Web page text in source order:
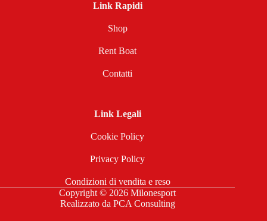
Link Rapidi
Shop
Rent Boat
Contatti
Link Legali
Cookie Policy
Privacy Policy
Condizioni di vendita e reso
Copyright © 2026 Milonesport
Realizzato da PCA Consulting